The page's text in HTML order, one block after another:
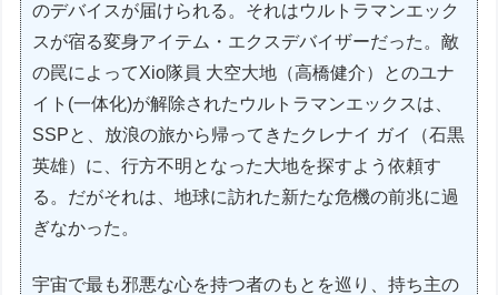
のデバイスが届けられる。それはウルトラマンエック
スが宿る変身アイテム・エクスデバイザーだった。敵
の罠によってXio隊員 大空大地（高橋健介）とのユナ
イト(一体化)が解除されたウルトラマンエックスは、
SSPと、放浪の旅から帰ってきたクレナイ ガイ（石黒
英雄）に、行方不明となった大地を探すよう依頼す
る。だがそれは、地球に訪れた新たな危機の前兆に過
ぎなかった。
宇宙で最も邪悪な心を持つ者のもとを巡り、持ち主の